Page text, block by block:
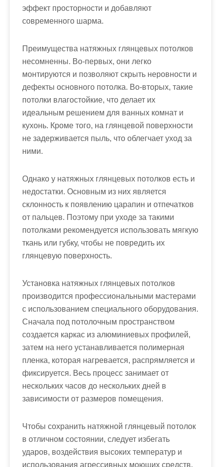
эффект просторности и добавляют
современного шарма.
Преимущества натяжных глянцевых потолков
несомненны. Во-первых, они легко
монтируются и позволяют скрыть неровности и
дефекты основного потолка. Во-вторых, такие
потолки влагостойкие, что делает их
идеальным решением для ванных комнат и
кухонь. Кроме того, на глянцевой поверхности
не задерживается пыль, что облегчает уход за
ними.
Однако у натяжных глянцевых потолков есть и
недостатки. Основным из них является
склонность к появлению царапин и отпечатков
от пальцев. Поэтому при уходе за такими
потолками рекомендуется использовать мягкую
ткань или губку, чтобы не повредить их
глянцевую поверхность.
Установка натяжных глянцевых потолков
производится профессиональными мастерами
с использованием специального оборудования.
Сначала под потолочным пространством
создается каркас из алюминиевых профилей,
затем на него устанавливается полимерная
пленка, которая нагревается, распрямляется и
фиксируется. Весь процесс занимает от
нескольких часов до нескольких дней в
зависимости от размеров помещения.
Чтобы сохранить натяжной глянцевый потолок
в отличном состоянии, следует избегать
ударов, воздействия высоких температур и
использования агрессивных моющих средств.